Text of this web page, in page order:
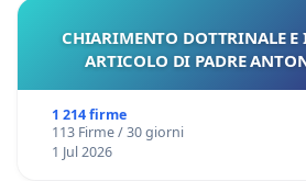
CHIARIMENTO DOTTRINALE E
ARTICOLO DI PADRE
1 214 firme
113 Firme / 30 giorni
1 Jul 2026